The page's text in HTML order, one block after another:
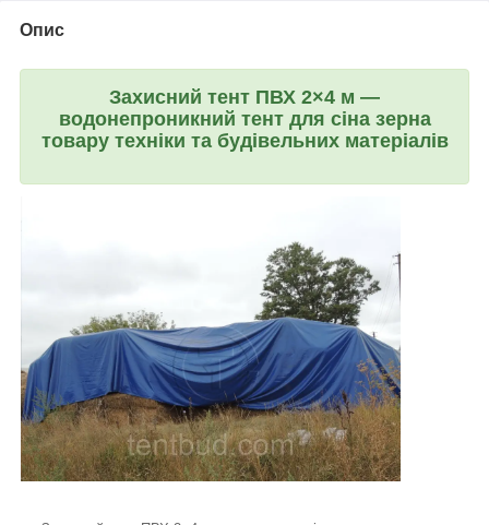
Опис
Захисний тент ПВХ 2×4 м —
водонепроникний тент для сіна зерна
товару техніки та будівельних матеріалів